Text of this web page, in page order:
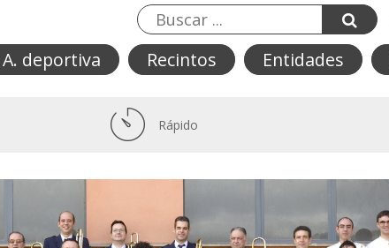
A. deportiva Recintos Entidades
Rápido